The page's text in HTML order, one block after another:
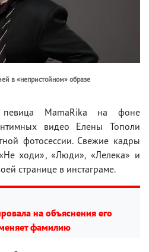
в «непристойном» образе
певица MamaRika на фоне
видео Елены Тополи
фотосессии. Свежие кадры
ходи», «Люди», «Лелека» и
странице в инстаграме.
на объяснения его
фамилию